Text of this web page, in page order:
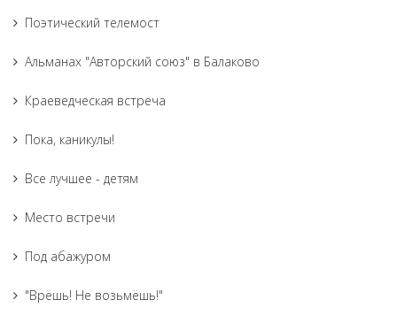
Поэтический телемост
Альманах "Авторский союз" в Балаково
Краеведческая встреча
Пока, каникулы!
Все лучшее - детям
Место встречи
Под абажуром
"Врёшь! Не возьмёшь!"